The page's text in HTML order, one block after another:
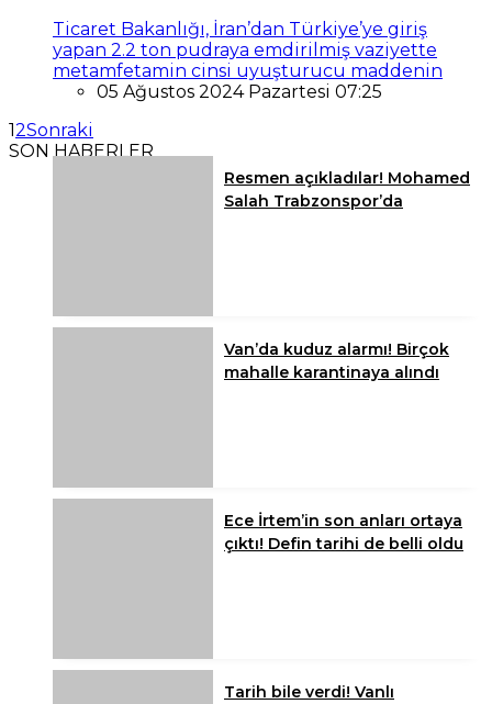
Ticaret Bakanlığı, İran’dan Türkiye’ye giriş
yapan 2.2 ton pudraya emdirilmiş vaziyette
metamfetamin cinsi uyuşturucu maddenin
05 Ağustos 2024 Pazartesi 07:25
12Sonraki
SON HABERLER
Resmen açıkladılar! Mohamed
Salah Trabzonspor’da
Van’da kuduz alarmı! Birçok
mahalle karantinaya alındı
Ece İrtem’in son anları ortaya
çıktı! Defin tarihi de belli oldu
Tarih bile verdi! Vanlı